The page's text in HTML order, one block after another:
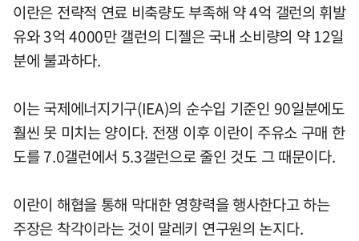
이란은 전략적 연료 비축량도 부족해 약 4억 갤런의 휘발
유와 3억 4000만 갤런의 디젤은 국내 소비량의 약 12일
분에 불과하다.
이는 국제에너지기구(IEA)의 순수입 기준인 90일분에도
훨씬 못 미치는 양이다. 전쟁 이후 이란이 주유소 구매 한
도를 7.0갤런에서 5.3갤런으로 줄인 것도 그 때문이다.
이란이 해협을 통해 막대한 영향력을 행사한다고 하는
주장은 착각이라는 것이 말레키 연구원의 논지다.